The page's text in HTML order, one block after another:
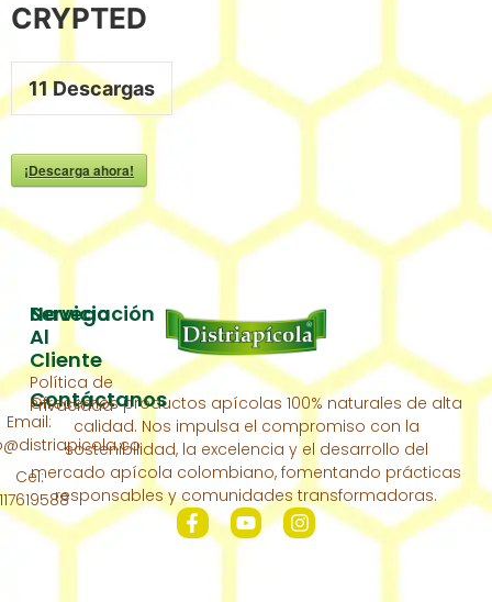
CRYPTED
11Descargas
¡Descarga ahora!
Ofrecemos productos apícolas 100% naturales de alta
calidad. Nos impulsa el compromiso con la
sostenibilidad, la excelencia y el desarrollo del
mercado apícola colombiano, fomentando prácticas
responsables y comunidades transformadoras.
Servicio
Al
Cliente
Política de
Privacidad
Navegación
Inicio
Acerca
De
Nosotros
Nuestra
Colmena
Contáctanos
Contáctanos
Email:
Cel: